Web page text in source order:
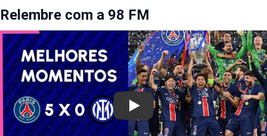
Relembre com a 98 FM
Play